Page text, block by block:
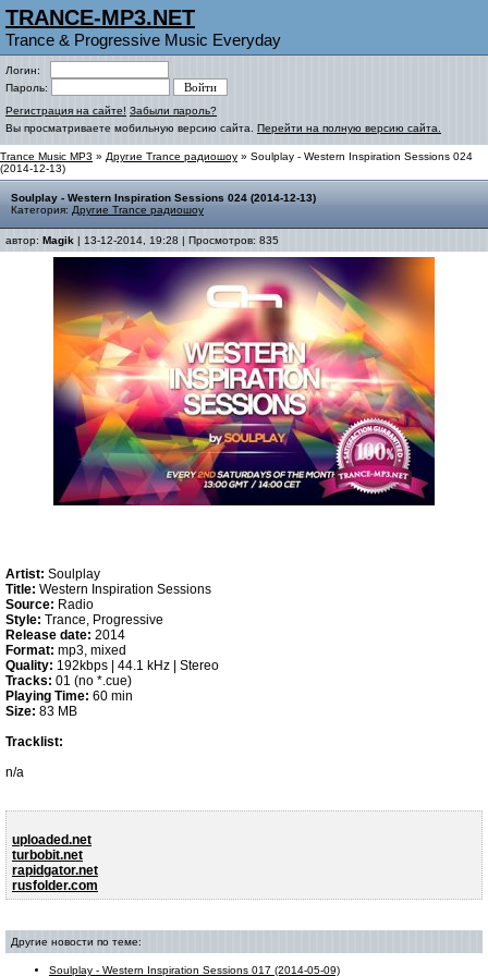
TRANCE-MP3.NET
Trance & Progressive Music Everyday
Логин:
Пароль:
Регистрация на сайте! Забыли пароль?
Вы просматриваете мобильную версию сайта. Перейти на полную версию сайта.
Trance Music MP3 » Другие Trance радиошоу » Soulplay - Western Inspiration Sessions 024
(2014-12-13)
Soulplay - Western Inspiration Sessions 024 (2014-12-13)
Категория: Другие Trance радиошоу
автор: Magik | 13-12-2014, 19:28 | Просмотров: 835
Artist: Soulplay
Title: Western Inspiration Sessions
Source: Radio
Style: Trance, Progressive
Release date: 2014
Format: mp3, mixed
Quality: 192kbps | 44.1 kHz | Stereo
Tracks: 01 (no *.cue)
Playing Time: 60 min
Size: 83 MB
Tracklist:
n/a
uploaded.net
turbobit.net
rapidgator.net
rusfolder.com
Другие новости по теме:
Soulplay - Western Inspiration Sessions 017 (2014-05-09)